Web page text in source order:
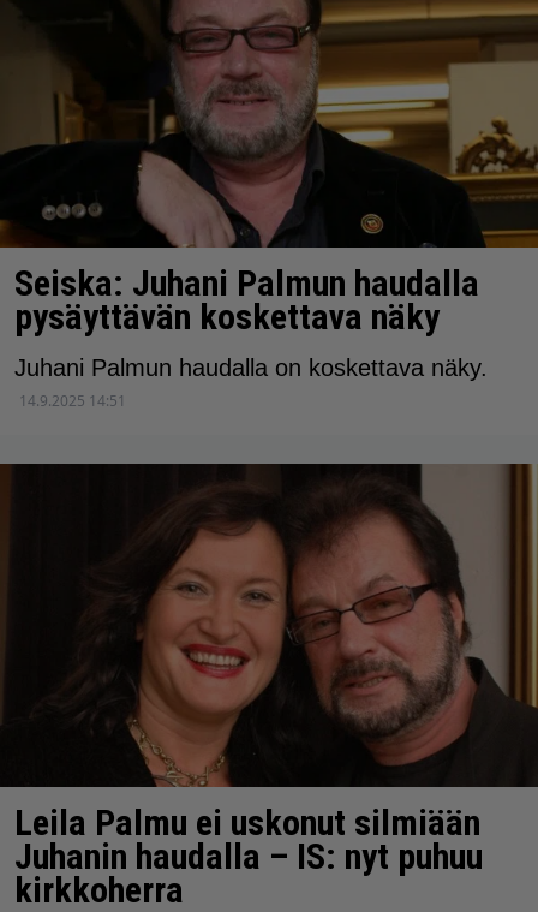
Seiska: Juhani Palmun haudalla
pysäyttävän koskettava näky
Juhani Palmun haudalla on koskettava näky.
14.9.2025 14:51
Leila Palmu ei uskonut silmiään
Juhanin haudalla – IS: nyt puhuu
kirkkoherra